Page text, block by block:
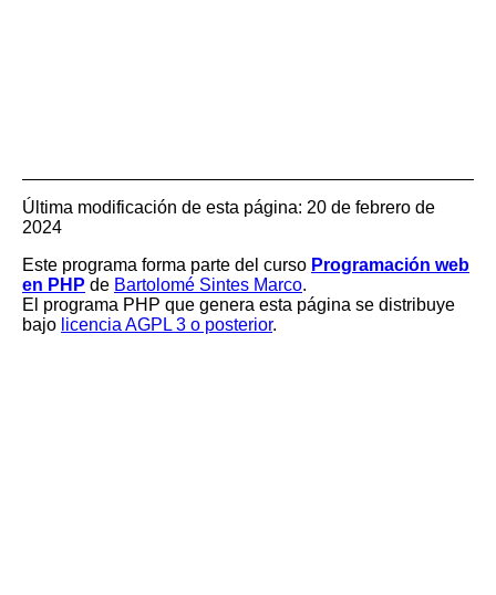
Última modificación de esta página: 20 de febrero de
2024
Este programa forma parte del curso Programación web
en PHP de Bartolomé Sintes Marco.
El programa PHP que genera esta página se distribuye
bajo licencia AGPL 3 o posterior.